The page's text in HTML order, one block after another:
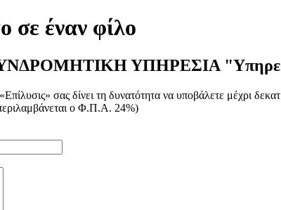
σε έναν φίλο
ΥΠΗΡΕΣΙΑ
σας δίνει τη δυνατότητα να υποβάλετε μέχρι
ο Φ.Π.Α. 24%)